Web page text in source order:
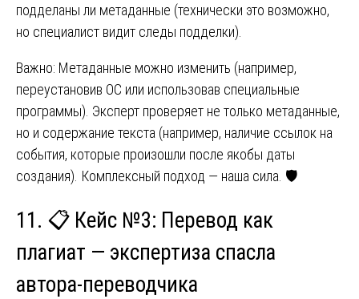
подделаны ли метаданные (технически это возможно,
но специалист видит следы подделки).
Важно: Метаданные можно изменить (например,
переустановив ОС или использовав специальные
программы). Эксперт проверяет не только метаданные,
но и содержание текста (например, наличие ссылок на
события, которые произошли после якобы даты
создания). Комплексный подход — наша сила. 🛡️
11. 📋 Кейс №3: Перевод как
плагиат — экспертиза спасла
автора-переводчика